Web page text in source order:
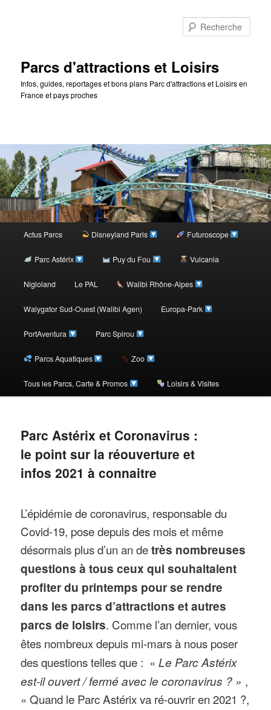
Parcs d'attractions et Loisirs
Infos, guides, reportages et bons plans Parc d'attractions et Loisirs en
France et pays proches
Menu
Aller
contenu
Actus Parcs Disneyland Paris Futuroscope
Parc Astérix Puy du Fou Vulcania
Nigloland Le PAL Walibi Rhône-Alpes
Walygator Sud-Ouest (Walibi Agen) Europa-Park
PortAventura Parc Spirou
Parcs Aquatiques Zoo
Tous les Parcs, Carte & Promos Loisirs & Visites
Parc Astérix et Coronavirus :
le point sur la réouverture et
infos 2021 à connaitre
L’épidémie de coronavirus, responsable du
Covid-19, pose depuis des mois et même
désormais plus d’un an detrès nombreuses
questions à tous ceux qui souhaitaient
profiter du printemps pour se rendre
dans les parcs d’attractions et autres
parcs de loisirs. Comme l’an dernier, vous
êtes nombreux depuis mi-mars à nous poser
des questions telles que : «Le Parc Astérix
est-il ouvert / fermé avec le coronavirus ? » ,
« Quand le Parc Astérix va ré-ouvrir en 2021 ?,